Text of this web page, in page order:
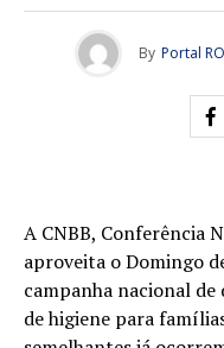
By Portal
A CNBB, Conferência
aproveita o Domingo
campanha nacional
de higiene para